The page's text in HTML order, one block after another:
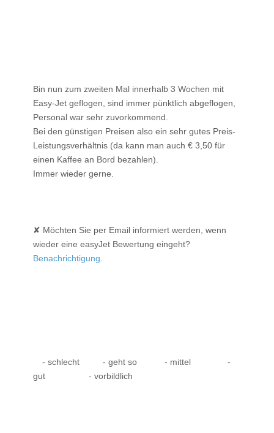
Bin nun zum zweiten Mal innerhalb 3 Wochen mit
Easy-Jet geflogen, sind immer pünktlich abgeflogen,
Personal war sehr zuvorkommend.
Bei den günstigen Preisen also ein sehr gutes Preis-
Leistungsverhältnis (da kann man auch € 3,50 für
einen Kaffee an Bord bezahlen).
Immer wieder gerne.
✘ Möchten Sie per Email informiert werden, wenn
wieder eine easyJet Bewertung eingeht?
Benachrichtigung
- schlecht - geht so - mittel
-
gut
- vorbildlich